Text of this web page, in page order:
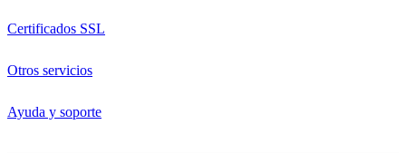
Certificados SSL
Otros servicios
Ayuda y soporte